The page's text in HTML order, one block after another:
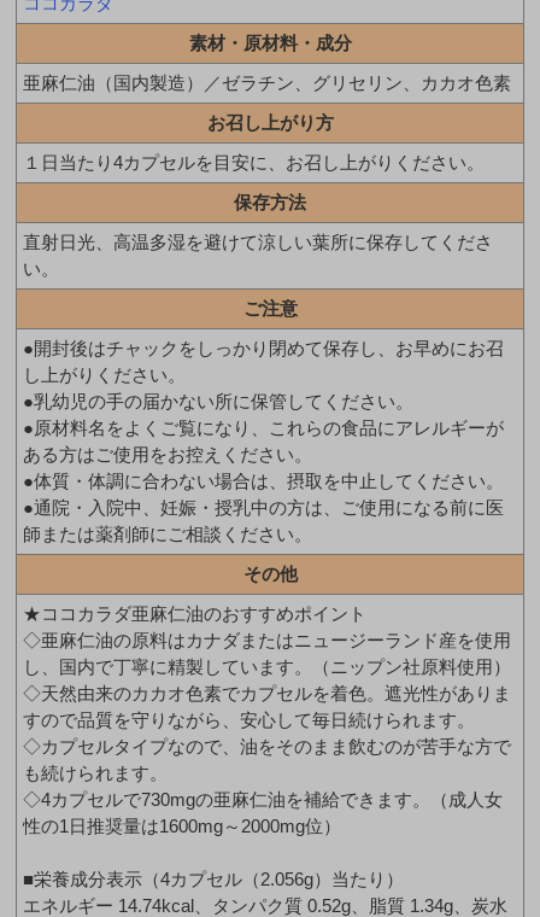
素材・原材料・成分
亜麻仁油（国内製造）／ゼラチン、グリセリン、カカオ色素
お召し上がり方
１日当たり4カプセルを目安に、お召し上がりください。
保存方法
直射日光、高温多湿を避けて涼しい葉所に保存してくださ
い。
ご注意
●開封後はチャックをしっかり閉めて保存し、お早めにお召
し上がりください。
●乳幼児の手の届かない所に保管してください。
●原材料名をよくご覧になり、これらの食品にアレルギーが
ある方はご使用をお控えください。
●体質・体調に合わない場合は、摂取を中止してください。
●通院・入院中、妊娠・授乳中の方は、ご使用になる前に医
師または薬剤師にご相談ください。
その他
★ココカラダ亜麻仁油のおすすめポイント
◇亜麻仁油の原料はカナダまたはニュージーランド産を使用
し、国内で丁寧に精製しています。（ニップン社原料使用）
◇天然由来のカカオ色素でカプセルを着色。遮光性がありま
すので品質を守りながら、安心して毎日続けられます。
◇カプセルタイプなので、油をそのまま飲むのが苦手な方で
も続けられます。
◇4カプセルで730mgの亜麻仁油を補給できます。（成人女
性の1日推奨量は1600mg～2000mg位）
■栄養成分表示（4カプセル（2.056g）当たり）
エネルギー 14.74kcal、タンパク質 0.52g、脂質 1.34g、炭水